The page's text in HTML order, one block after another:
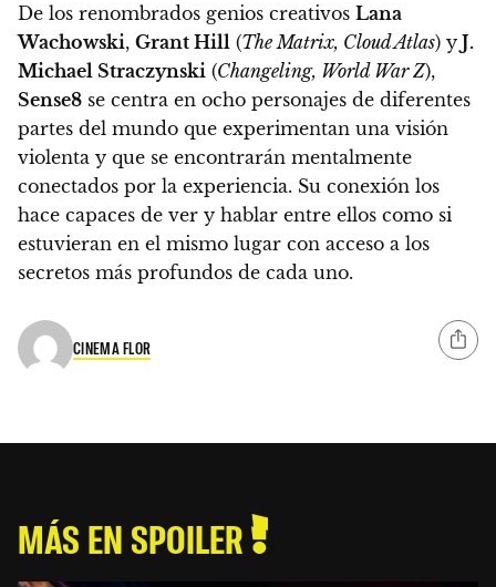
De los renombrados genios creativos Lana
Wachowski, Grant Hill (The Matrix, Cloud Atlas) y J.
Michael Straczynski (Changeling, World War Z),
Sense8 se centra en ocho personajes de diferentes
partes del mundo que experimentan una visión
violenta y que se encontrarán mentalmente
conectados por la experiencia. Su conexión los
hace capaces de ver y hablar entre ellos como si
estuvieran en el mismo lugar con acceso a los
secretos más profundos de cada uno.
CINEMA FLOR
MÁS EN SPOILER